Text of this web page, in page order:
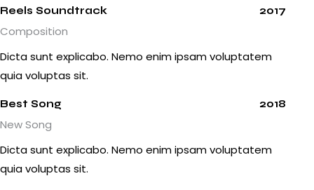
Reels Soundtrack 2017
Composition
Dicta sunt explicabo. Nemo enim ipsam voluptatem
quia voluptas sit.
Best Song 2018
New Song
Dicta sunt explicabo. Nemo enim ipsam voluptatem
quia voluptas sit.